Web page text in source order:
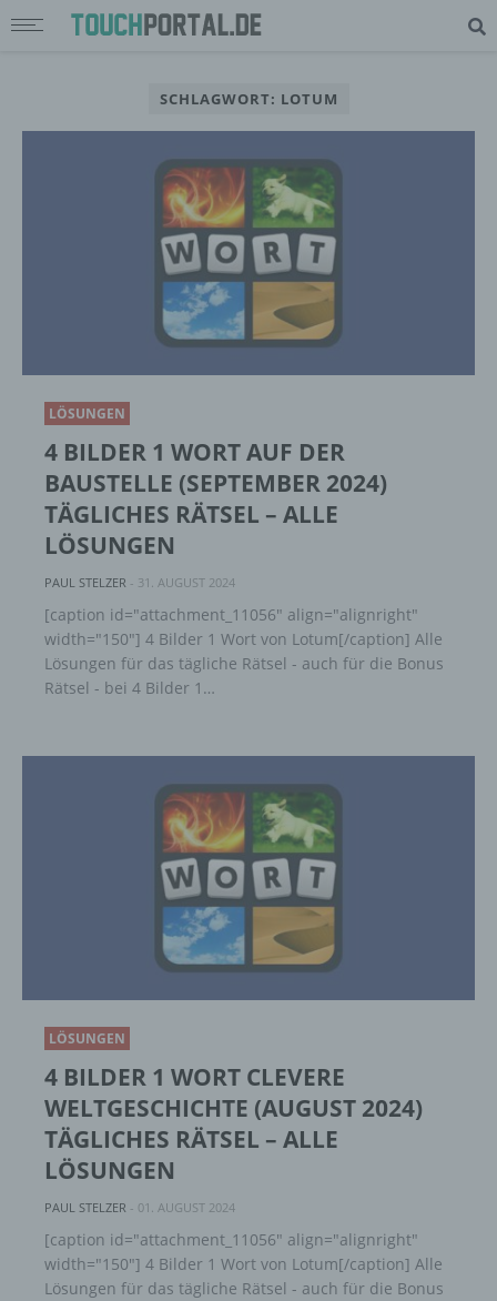
SCHLAGWORT: LOTUM
LÖSUNGEN
4 BILDER 1 WORT AUF DER
BAUSTELLE (SEPTEMBER 2024)
TÄGLICHES RÄTSEL – ALLE
LÖSUNGEN
PAUL STELZER - 31. AUGUST 2024
[caption id="attachment_11056" align="alignright"
width="150"] 4 Bilder 1 Wort von Lotum[/caption] Alle
Lösungen für das tägliche Rätsel - auch für die Bonus
Rätsel - bei 4 Bilder 1…
LÖSUNGEN
4 BILDER 1 WORT CLEVERE
WELTGESCHICHTE (AUGUST 2024)
TÄGLICHES RÄTSEL – ALLE
LÖSUNGEN
PAUL STELZER - 01. AUGUST 2024
[caption id="attachment_11056" align="alignright"
width="150"] 4 Bilder 1 Wort von Lotum[/caption] Alle
Lösungen für das tägliche Rätsel - auch für die Bonus